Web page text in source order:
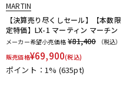
MARTIN
【決算売り尽くしセール】【本数限
定特価】LX-1 マーティン マーチン
メーカー希望小売価格 ¥81,400
（税込）
販売価格¥69,900(税込)
ポイント：1% (635pt)